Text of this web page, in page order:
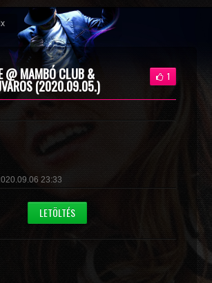
@ MAMBÓ CLUB &
(2020.09.05.)
1
23:33
LETÖLTÉS